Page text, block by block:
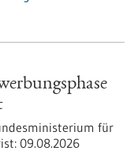
für
09.08.2026